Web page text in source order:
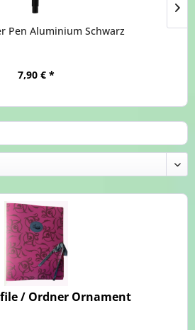
Pen Aluminium Schwarz
7,90 € *
/ Ordner Ornament